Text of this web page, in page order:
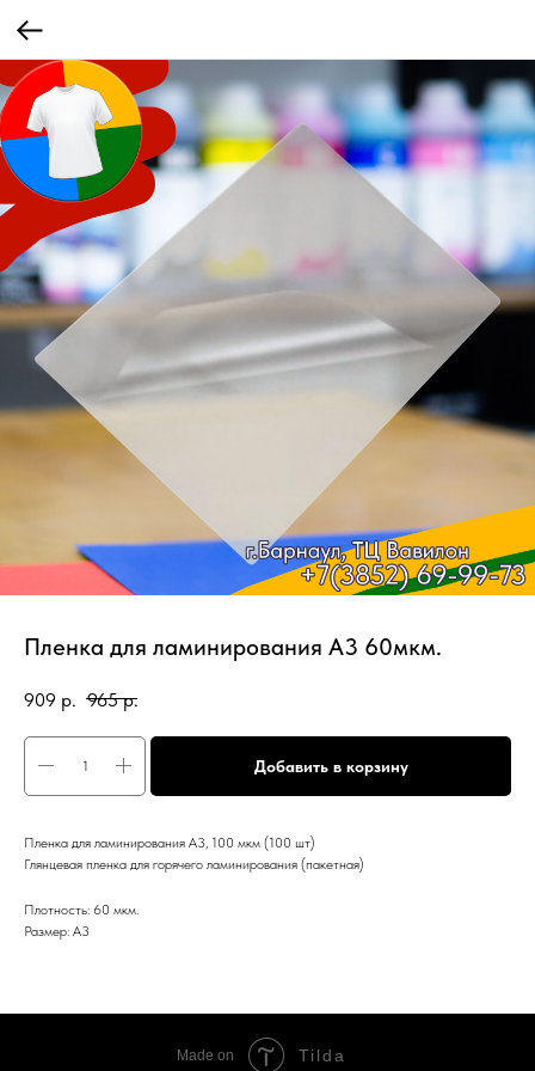
Пленка для ламинирования А3 60мкм.
909 р. 965 р.
Добавить в корзину
Пленка для ламинирования А3, 100 мкм (100 шт)
Глянцевая пленка для горячего ламинирования (пакетная)
Плотность: 60 мкм.
Размер: А3
Made on Tilda